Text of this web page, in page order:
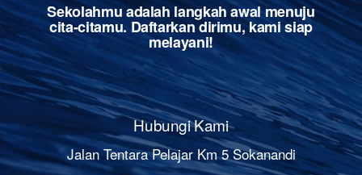
Sekolahmu adalah langkah awal menuju
cita-citamu. Daftarkan dirimu, kami siap
melayani!
Hubungi Kami
Jalan Tentara Pelajar Km 5 Sokanandi